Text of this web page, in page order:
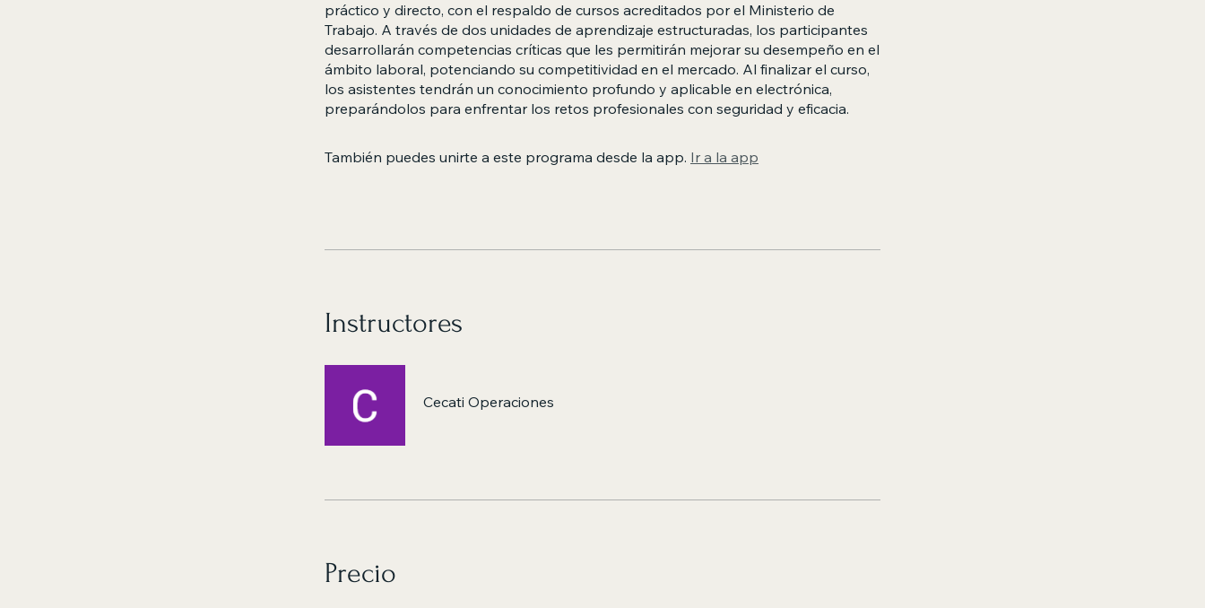
práctico y directo, con el respaldo de cursos acreditados por el Ministerio de
Trabajo. A través de dos unidades de aprendizaje estructuradas, los participantes
desarrollarán competencias críticas que les permitirán mejorar su desempeño en el
ámbito laboral, potenciando su competitividad en el mercado. Al finalizar el curso,
los asistentes tendrán un conocimiento profundo y aplicable en electrónica,
preparándolos para enfrentar los retos profesionales con seguridad y eficacia.
También puedes unirte a este programa desde la app. Ir a la app
Instructores
Cecati Operaciones
Precio